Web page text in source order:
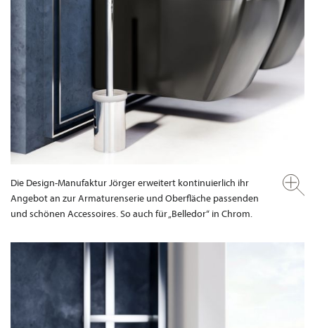
Die Design-Manufaktur Jörger erweitert kontinuierlich ihr
Angebot an zur Armaturenserie und Oberfläche passenden
und schönen Accessoires. So auch für „Belledor“ in Chrom.